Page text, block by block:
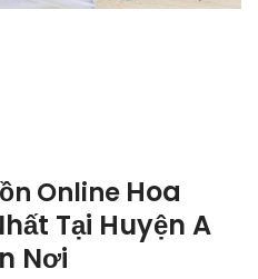
Online Hoa
Tại Huyện A
Nơi